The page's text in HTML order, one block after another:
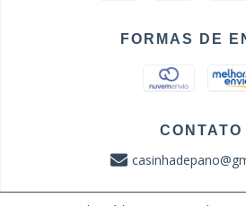
FORMAS DE
CONTATO